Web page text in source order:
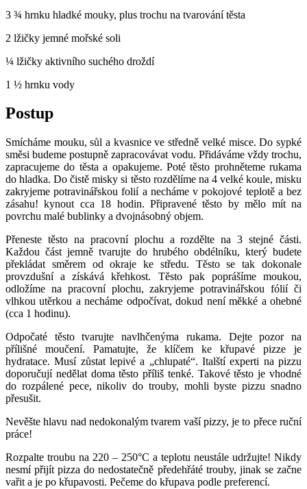
3 ¾ hrnku hladké mouky, plus trochu na tvarování těsta
2 lžičky jemné mořské soli
¼ lžičky aktivního suchého droždí
1 ½ hrnku vody
Postup
Smícháme mouku, sůl a kvasnice ve středně velké misce. Do sypké
směsi budeme postupně zapracovávat vodu. Přidáváme vždy trochu,
zapracujeme do těsta a opakujeme. Poté těsto prohněteme rukama
do hladka. Do čistě misky si těsto rozdělíme na 4 velké koule, misku
zakryjeme potravinářskou folií a necháme v pokojové teplotě a bez
zásahu! kynout cca 18 hodin. Připravené těsto by mělo mít na
povrchu malé bublinky a dvojnásobný objem.
Přeneste těsto na pracovní plochu a rozdělte na 3 stejné části.
Každou část jemně tvarujte do hrubého obdélníku, který budete
překládat směrem od okraje ke středu. Těsto se tak dokonale
provzdušní a získává křehkost. Těsto pak poprášíme moukou,
odložíme na pracovní plochu, zakryjeme potravinářskou fólií či
vlhkou utěrkou a necháme odpočívat, dokud není měkké a ohebné
(cca 1 hodinu).
Odpočaté těsto tvarujte navlhčenýma rukama. Dejte pozor na
přílišné moučení. Pamatujte, že klíčem ke křupavé pizze je
hydratace. Musí zůstat lepivé a „chlupaté“. Italští experti na pizzu
doporučují nedělat doma těsto příliš tenké. Takové těsto je vhodné
do rozpálené pece, nikoliv do trouby, mohli byste pizzu snadno
přesušit.
Nevěšte hlavu nad nedokonalým tvarem vaší pizzy, je to přece ruční
práce!
Rozpalte troubu na 220 – 250°C a teplotu neustále udržujte! Nikdy
nesmí přijít pizza do nedostatečně předehřáté trouby, jinak se začne
vařit a je po křupavosti. Pečeme do křupava podle preferencí.